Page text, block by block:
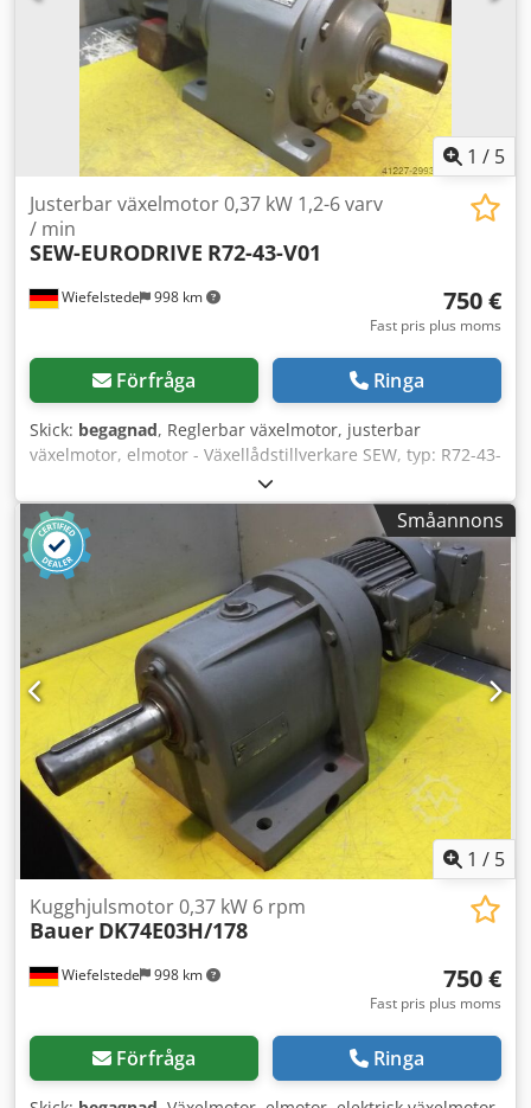
1 / 5
Wiefelstede 998 km
Justerbar växelmotor 0,37 kW 1,2-6 varv
/ min
SEW-EURODRIVE R72-43-V01
750 €
Fast pris plus moms
Förfråga Ringa
Skick: begagnad, Reglerbar växelmotor, justerbar
växelmotor, elmotor - Växellådstillverkare SEW, typ: R72-43-
V01 Csdpfx Aec Nnaxjh Soha - Motortillverkare SEW, typ:
VUF1DT80K-6 - Motoreffekt: 0,37 kW - Varvtalsområde: 1,2–
6 varv/min - Motor: styrbar/reglerbar - Drivaxel: Ø 40 mm -
Byggform: B3 - Antal: 2 motorer tillgängliga - Pris: per styck
- Mått: 700/230/H410 mm - Vikt: 70 kg
Småannons
1 / 5
Wiefelstede 998 km
Kugghjulsmotor 0,37 kW 6 rpm
Bauer DK74E03H/178
750 €
Fast pris plus moms
Förfråga Ringa